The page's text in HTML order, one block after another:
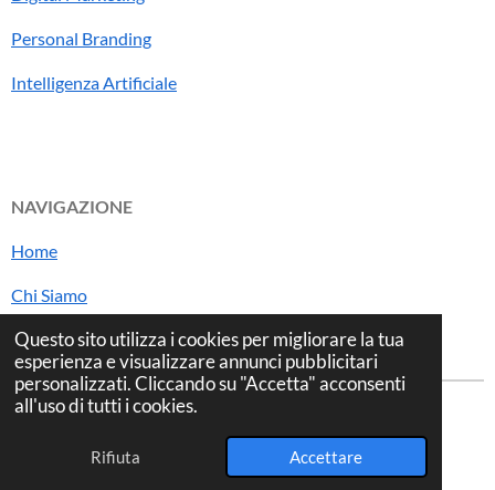
Questo sito utilizza i cookies per migliorare la tua
esperienza e visualizzare annunci pubblicitari
personalizzati. Cliccando su "Accetta" acconsenti
all'uso di tutti i cookies.
Rifiuta Accettare
Personal Branding
Intelligenza Artificiale
NAVIGAZIONE
Home
Chi Siamo
Blog
© 2025 ML FREELANCE P. iva 02570670998